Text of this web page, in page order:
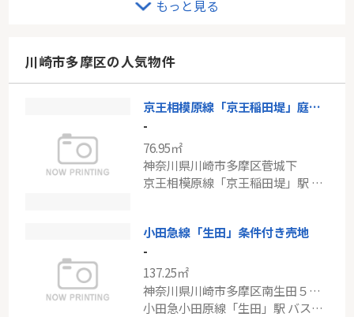
-
89.37㎡
神奈川県横浜市西区久保町
もっと見る
川崎市多摩区の人気物件
京王相模原線「京王稲田堤」庭付き中古戸建
-
76.95㎡
神奈川県川崎市多摩区菅城下
京王相模原線「京王稲田堤」駅 徒歩11分
小田急線「生田」条件付き売地
-
137.25㎡
神奈川県川崎市多摩区南生田５丁目
小田急小田原線「生田」駅 バス4分 「長沢団地」 停歩5分